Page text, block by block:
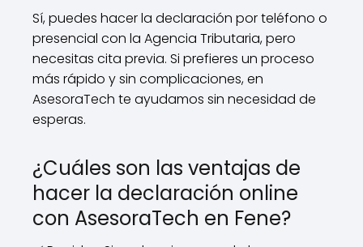
Sí, puedes hacer la declaración por teléfono o
presencial con la Agencia Tributaria, pero
necesitas cita previa. Si prefieres un proceso
más rápido y sin complicaciones, en
AsesoraTech te ayudamos sin necesidad de
esperas.
¿Cuáles son las ventajas de
hacer la declaración online
con AsesoraTech en Fene?